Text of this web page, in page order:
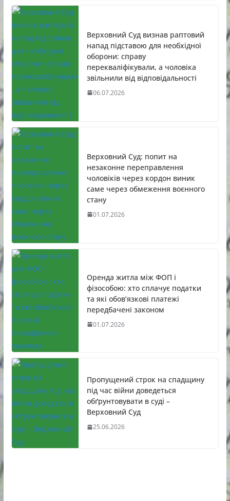
Верховний Суд визнав раптовий
напад підставою для необхідної
оборони: справу
перекваліфікували, а чоловіка
звільнили від відповідальності
06.07.2026
Верховний Суд: попит на
незаконне переправлення
чоловіків через кордон виник
саме через обмеження воєнного
стану
01.07.2026
Оренда житла між ФОП і
фізособою: хто сплачує податки
та які обов’язкові платежі
передбачені законом
01.07.2026
Пропущений строк на спадщину
під час війни доведеться
обґрунтовувати в суді –
Верховний Суд
25.06.2026